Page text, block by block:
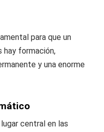
para que un
hay formación,
y una enorme
central en las